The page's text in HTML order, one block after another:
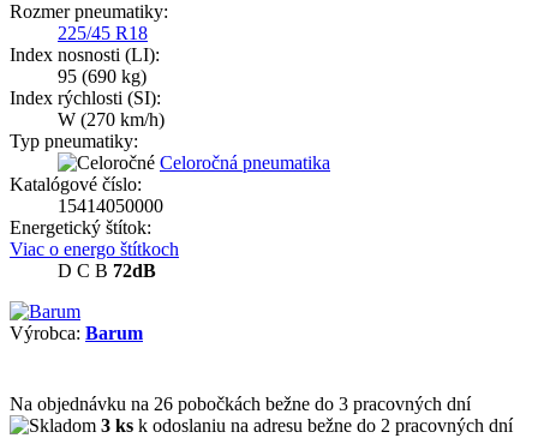
Rozmer pneumatiky:
225/45 R18
Index nosnosti (LI):
95 (690 kg)
Index rýchlosti (SI):
W (270 km/h)
Typ pneumatiky:
Celoročná pneumatika
Katalógové číslo:
15414050000
Energetický štítok:
Viac o energo štítkoch
D C B 72dB
Výrobca: Barum
Na objednávku na 26 pobočkách bežne do 3 pracovných dní
3 ks k odoslaniu na adresu bežne do 2 pracovných dní